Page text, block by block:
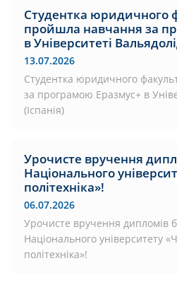
Студентка юридичного
пройшла навчання за
в Університеті
13.07.2026
Студентка юридичного
за програмою Еразмус+ в
(Іспанія)
Урочисте вручення
Національного
політехніка»!
06.07.2026
Урочисте вручення дипломів
Національного університету
політехніка»!